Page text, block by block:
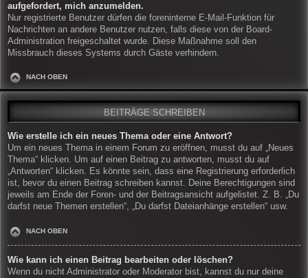
aufgefordert, mich anzumelden.
Nur registrierte Benutzer dürfen die foreninterne E-Mail-Funktion für
Nachrichten an andere Benutzer nutzen, falls diese von der Board-
Administration freigeschaltet wurde. Diese Maßnahme soll den
Missbrauch dieses Systems durch Gäste verhindern.
NACH OBEN
BEITRÄGE SCHREIBEN
Wie erstelle ich ein neues Thema oder eine Antwort?
Um ein neues Thema in einem Forum zu eröffnen, musst du auf „Neues
Thema“ klicken. Um auf einen Beitrag zu antworten, musst du auf
„Antworten“ klicken. Es könnte sein, dass eine Registrierung erforderlich
ist, bevor du einen Beitrag schreiben kannst. Deine Berechtigungen sind
jeweils am Ende der Foren- und der Beitragsansicht aufgelistet. Z. B. „Du
darfst neue Themen erstellen“, „Du darfst Dateianhänge erstellen“ usw.
NACH OBEN
Wie kann ich einen Beitrag bearbeiten oder löschen?
Wenn du nicht Administrator oder Moderator bist, kannst du nur deine